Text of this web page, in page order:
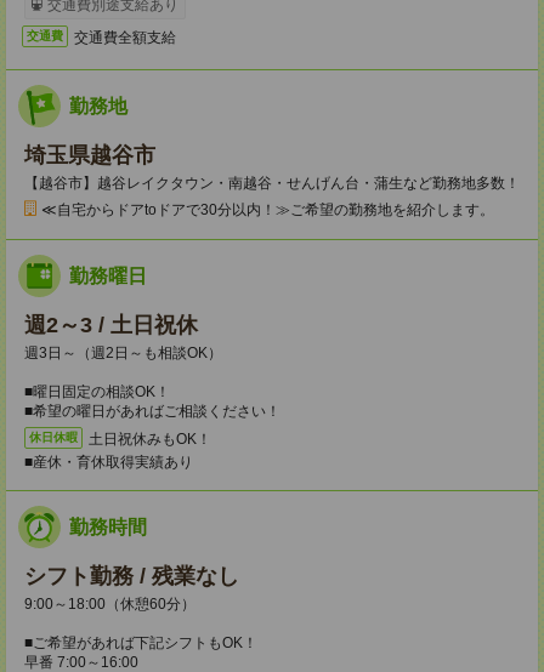
交通費別途支給あり
交通費 交通費全額支給
勤務地
埼玉県越谷市
【越谷市】越谷レイクタウン・南越谷・せんげん台・蒲生など勤務地多数！
≪自宅からドアtoドアで30分以内！≫ご希望の勤務地を紹介します。
勤務曜日
週2～3 / 土日祝休
週3日～（週2日～も相談OK）
■曜日固定の相談OK！
■希望の曜日があればご相談ください！
休日休暇
土日祝休みもOK！
■産休・育休取得実績あり
勤務時間
シフト勤務 / 残業なし
9:00～18:00（休憩60分）
■ご希望があれば下記シフトもOK！
早番 7:00～16:00